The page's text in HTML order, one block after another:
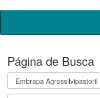
Skip
Página de Busca